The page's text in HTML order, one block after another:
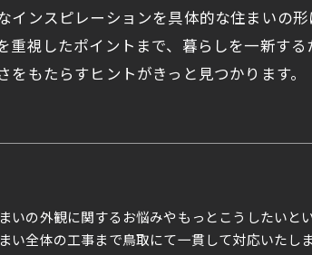
インスピレーションを具体的な住まいの
視したポイントまで、暮らしを一新す
もたらすヒントがきっと見つかります。
いの外観に関するお悩みやもっとこうしたい
い全体の工事まで鳥取にて一貫して対応いたしま